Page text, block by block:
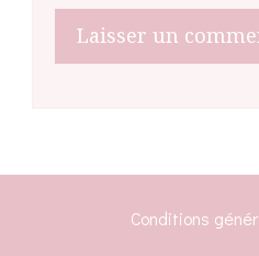
Conditions